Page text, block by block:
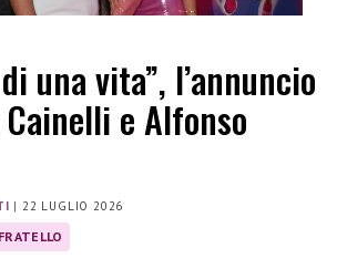
una vita”, l’annuncio
e Alfonso
|22 LUGLIO 2026